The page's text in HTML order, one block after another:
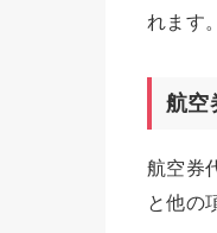
れます
航空
航空券
と他の